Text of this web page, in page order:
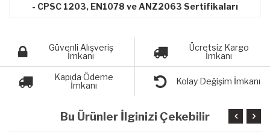
- CPSC 1203, EN1078 ve ANZ2063 Sertifikaları
Güvenli Alışveriş
İmkanı
Ücretsiz Kargo
İmkanı
Kapıda Ödeme
İmkanı
Kolay Değişim İmkanı
Bu Ürünler İlginizi Çekebilir